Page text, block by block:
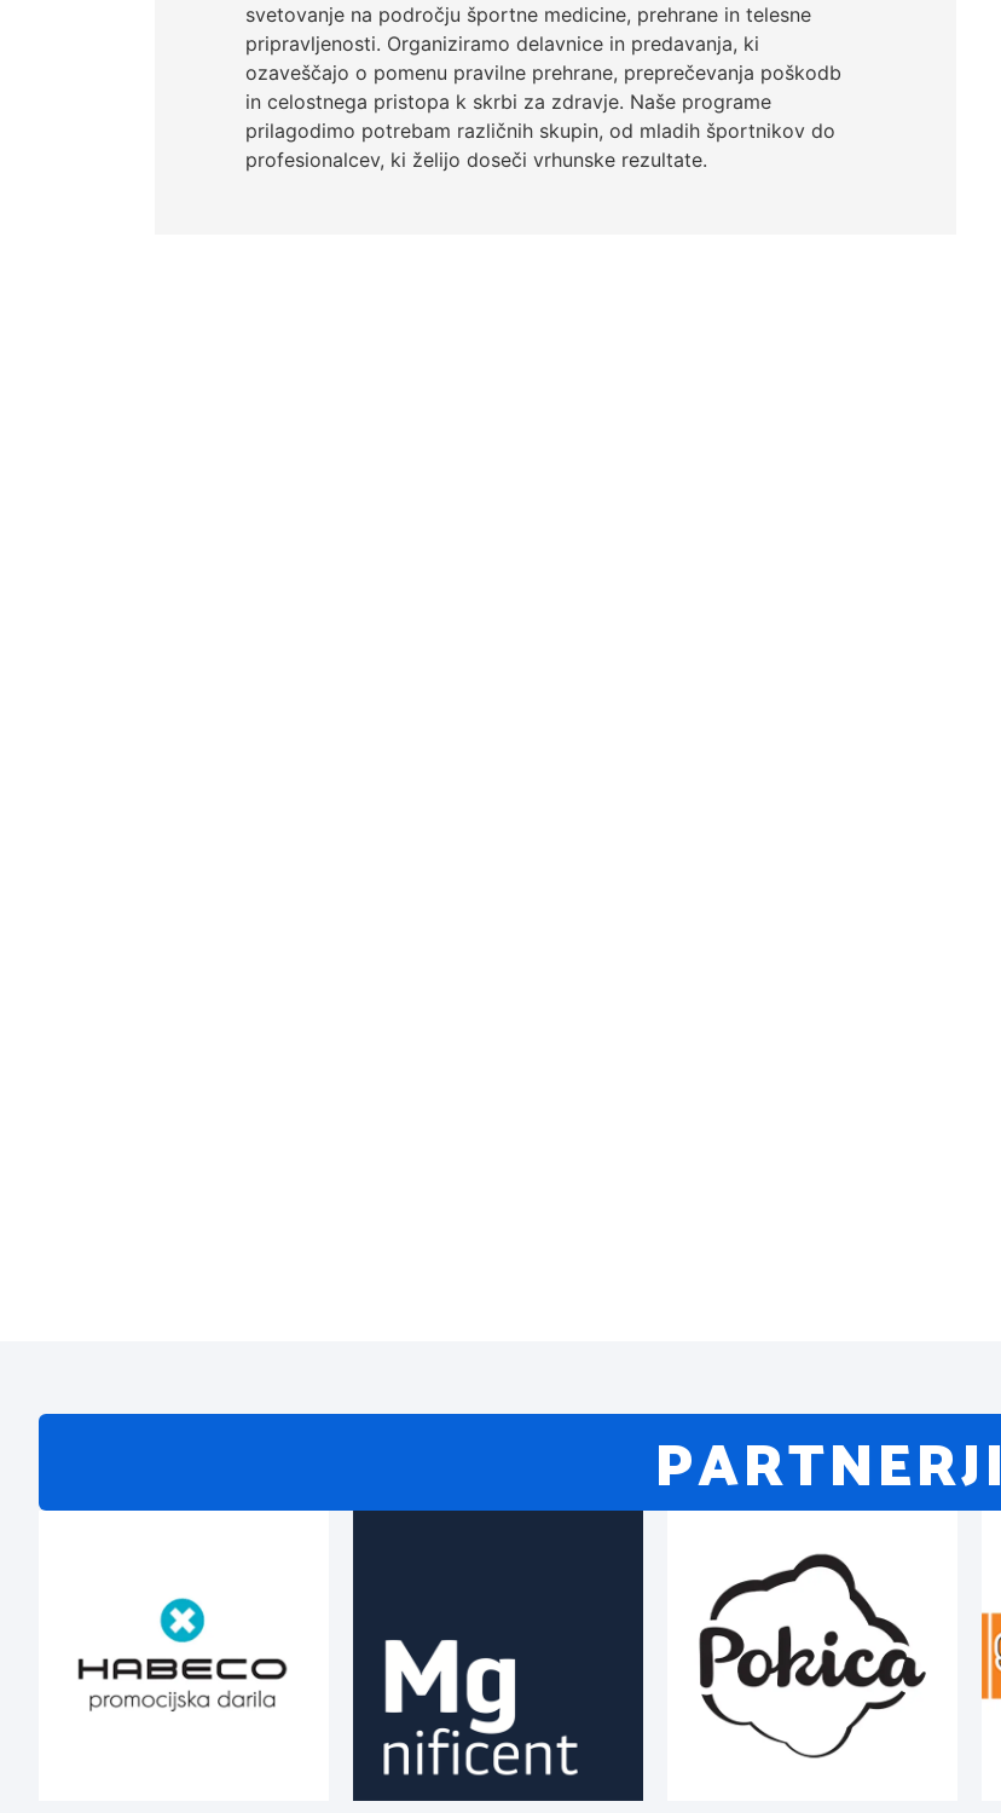
svetovanje na področju športne medicine, prehrane in telesne
pripravljenosti. Organiziramo delavnice in predavanja, ki
ozaveščajo o pomenu pravilne prehrane, preprečevanja poškodb
in celostnega pristopa k skrbi za zdravje. Naše programe
prilagodimo potrebam različnih skupin, od mladih športnikov do
profesionalcev, ki želijo doseči vrhunske rezultate.
PARTNERJI